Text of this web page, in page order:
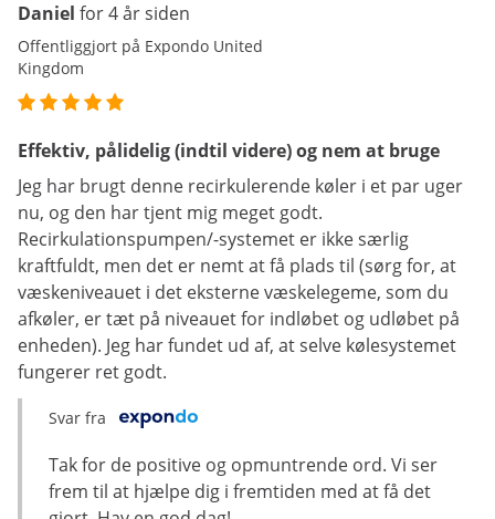
Daniel for 4 år siden
Offentliggjort på Expondo United
Kingdom
Effektiv, pålidelig (indtil videre) og nem at bruge
Jeg har brugt denne recirkulerende køler i et par uger
nu, og den har tjent mig meget godt.
Recirkulationspumpen/-systemet er ikke særlig
kraftfuldt, men det er nemt at få plads til (sørg for, at
væskeniveauet i det eksterne væskelegeme, som du
afkøler, er tæt på niveauet for indløbet og udløbet på
enheden). Jeg har fundet ud af, at selve kølesystemet
fungerer ret godt.
Svar fra
Tak for de positive og opmuntrende ord. Vi ser
frem til at hjælpe dig i fremtiden med at få det